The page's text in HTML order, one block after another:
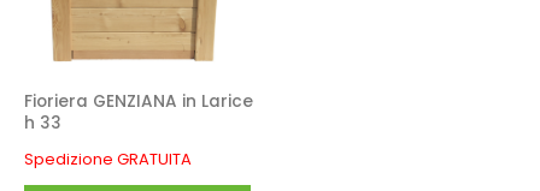
Fioriera GENZIANA in Larice
h 33
Spedizione GRATUITA